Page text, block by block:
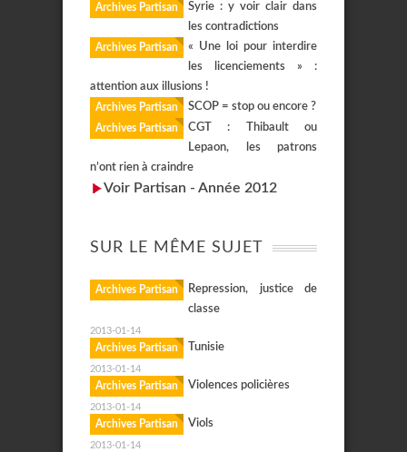
Archives Partisan
Syrie : y voir clair dans
les contradictions
Archives Partisan
« Une loi pour interdire
les licenciements » :
attention aux illusions !
Archives Partisan SCOP = stop ou encore ?
Archives Partisan
CGT : Thibault ou
Lepaon, les patrons
n’ont rien à craindre
Voir Partisan - Année 2012
SUR LE MÊME SUJET
Archives Partisan
Repression, justice de
classe
2013-01-14
Archives Partisan Tunisie
2013-01-14
Archives Partisan Violences policières
2013-01-14
Archives Partisan Viols
2013-01-14